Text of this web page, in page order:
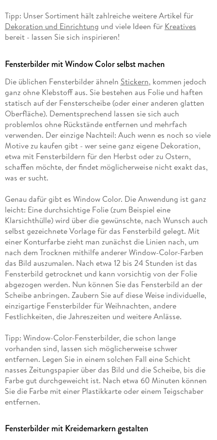
Tipp: Unser Sortiment hält zahlreiche weitere Artikel für
Dekoration und Einrichtung und viele Ideen für Kreatives
bereit - lassen Sie sich inspirieren!
Fensterbilder mit Window Color selbst machen
Die üblichen Fensterbilder ähneln Stickern, kommen jedoch
ganz ohne Klebstoff aus. Sie bestehen aus Folie und haften
statisch auf der Fensterscheibe (oder einer anderen glatten
Oberfläche). Dementsprechend lassen sie sich auch
problemlos ohne Rückstände entfernen und mehrfach
verwenden. Der einzige Nachteil: Auch wenn es noch so viele
Motive zu kaufen gibt - wer seine ganz eigene Dekoration,
etwa mit Fensterbildern für den Herbst oder zu Ostern,
schaffen möchte, der findet möglicherweise nicht exakt das,
was er sucht.
Genau dafür gibt es Window Color. Die Anwendung ist ganz
leicht: Eine durchsichtige Folie (zum Beispiel eine
Klarsichthülle) wird über die gewünschte, nach Wunsch auch
selbst gezeichnete Vorlage für das Fensterbild gelegt. Mit
einer Konturfarbe zieht man zunächst die Linien nach, um
nach dem Trocknen mithilfe anderer Window-Color-Farben
das Bild auszumalen. Nach etwa 12 bis 24 Stunden ist das
Fensterbild getrocknet und kann vorsichtig von der Folie
abgezogen werden. Nun können Sie das Fensterbild an der
Scheibe anbringen. Zaubern Sie auf diese Weise individuelle,
einzigartige Fensterbilder für Weihnachten, andere
Festlichkeiten, die Jahreszeiten und weitere Anlässe.
Tipp: Window-Color-Fensterbilder, die schon lange
vorhanden sind, lassen sich möglicherweise schwer
entfernen. Legen Sie in einem solchen Fall eine Schicht
nasses Zeitungspapier über das Bild und die Scheibe, bis die
Farbe gut durchgeweicht ist. Nach etwa 60 Minuten können
Sie die Farbe mit einer Plastikkarte oder einem Teigschaber
entfernen.
Fensterbilder mit Kreidemarkern gestalten